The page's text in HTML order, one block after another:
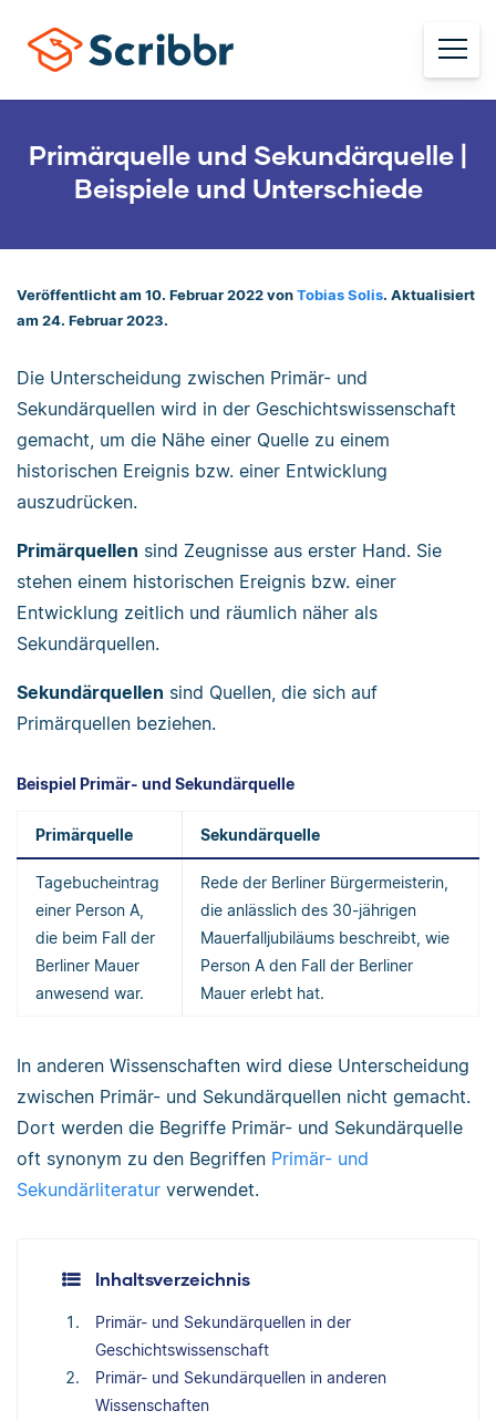
Primärquelle und Sekundärquelle |
Beispiele und Unterschiede
Veröffentlicht am 10. Februar 2022 von Tobias Solis. Aktualisiert
am 24. Februar 2023.
Die Unterscheidung zwischen Primär- und
Sekundärquellen wird in der Geschichtswissenschaft
gemacht, um die Nähe einer Quelle zu einem
historischen Ereignis bzw. einer Entwicklung
auszudrücken.
Primärquellen sind Zeugnisse aus erster Hand. Sie
stehen einem historischen Ereignis bzw. einer
Entwicklung zeitlich und räumlich näher als
Sekundärquellen.
Sekundärquellen sind Quellen, die sich auf
Primärquellen beziehen.
Beispiel Primär- und Sekundärquelle
Primärquelle Sekundärquelle
Tagebucheintrag
einer Person A,
die beim Fall der
Berliner Mauer
anwesend war.
Rede der Berliner Bürgermeisterin,
die anlässlich des 30-jährigen
Mauerfalljubiläums beschreibt, wie
Person A den Fall der Berliner
Mauer erlebt hat.
In anderen Wissenschaften wird diese Unterscheidung
zwischen Primär- und Sekundärquellen nicht gemacht.
Dort werden die Begriffe Primär- und Sekundärquelle
oft synonym zu den Begriffen Primär- und
Sekundärliteratur verwendet.
Inhaltsverzeichnis
Primär- und Sekundärquellen in der
Geschichtswissenschaft
Primär- und Sekundärquellen in anderen
Wissenschaften